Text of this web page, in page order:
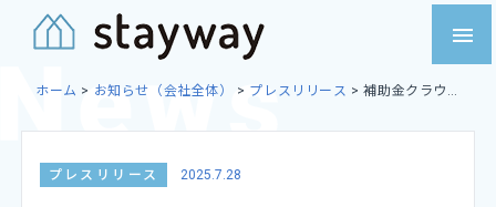
menu
ホーム > お知らせ（会社全体） > プレスリリース > 補助金クラウ
プレスリリース 2025.7.28